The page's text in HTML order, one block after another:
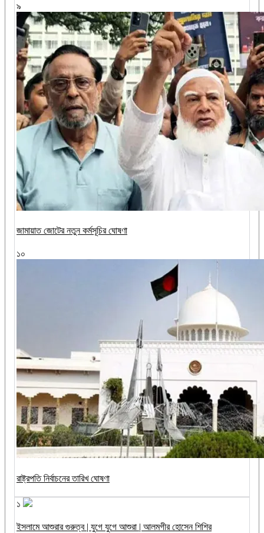
৯
জামায়াত জোটের নতুন কর্মসূচির ঘোষণা
১০
রাষ্ট্রপতি নির্বাচনের তারিখ ঘোষণা
১
ইসলামে আশুরার গুরুত্ব | যুগে যুগে আশুরা | আলমগীর হোসেন শিশির